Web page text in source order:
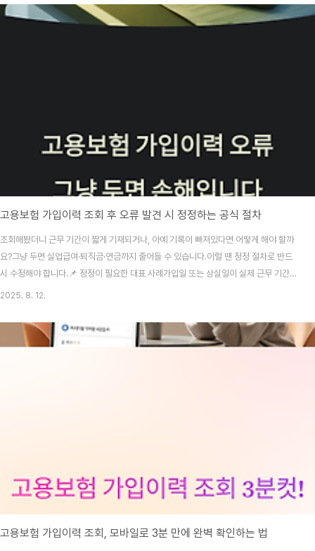
니다.💡 예시: 1년 고용보험 누락 → 국민연금 가입월 12개월 감소 → 월 연금액 약
3~5만 원 감소📍 조회 후 함께 확인해야 할 것고용보험 가입기간 : 정부24 또는 토탈
고용보험 가입이력 조회 후 오류 발견 시 정정하는 공식 절차
조회해봤더니 근무 기간이 짧게 기재되거나, 아예 기록이 빠져있다면 어떻게 해야 할까
요?그냥 두면 실업급여·퇴직금·연금까지 줄어들 수 있습니다.이럴 땐 정정 절차로 반드
시 수정해야 합니다.📌 정정이 필요한 대표 사례가입일 또는 상실일이 실제 근무 기간과
다를 때사업장명이 잘못 기재된 경우근무했던 직장이 누락된 경우📝 정정 절차 (2025
근로계약서급여명세서4대보험 가입내역서공단에서 사실 확인 후 이력 수정 반영📎 처
리 기간 & 유의사항처리 기간: 평균 3~7일 (서류 검토 기간 포함)회사가 자료 제출을 거
2025. 8. 12.
고용보험 가입이력 조회, 모바일로 3분 만에 완벽 확인하는 법